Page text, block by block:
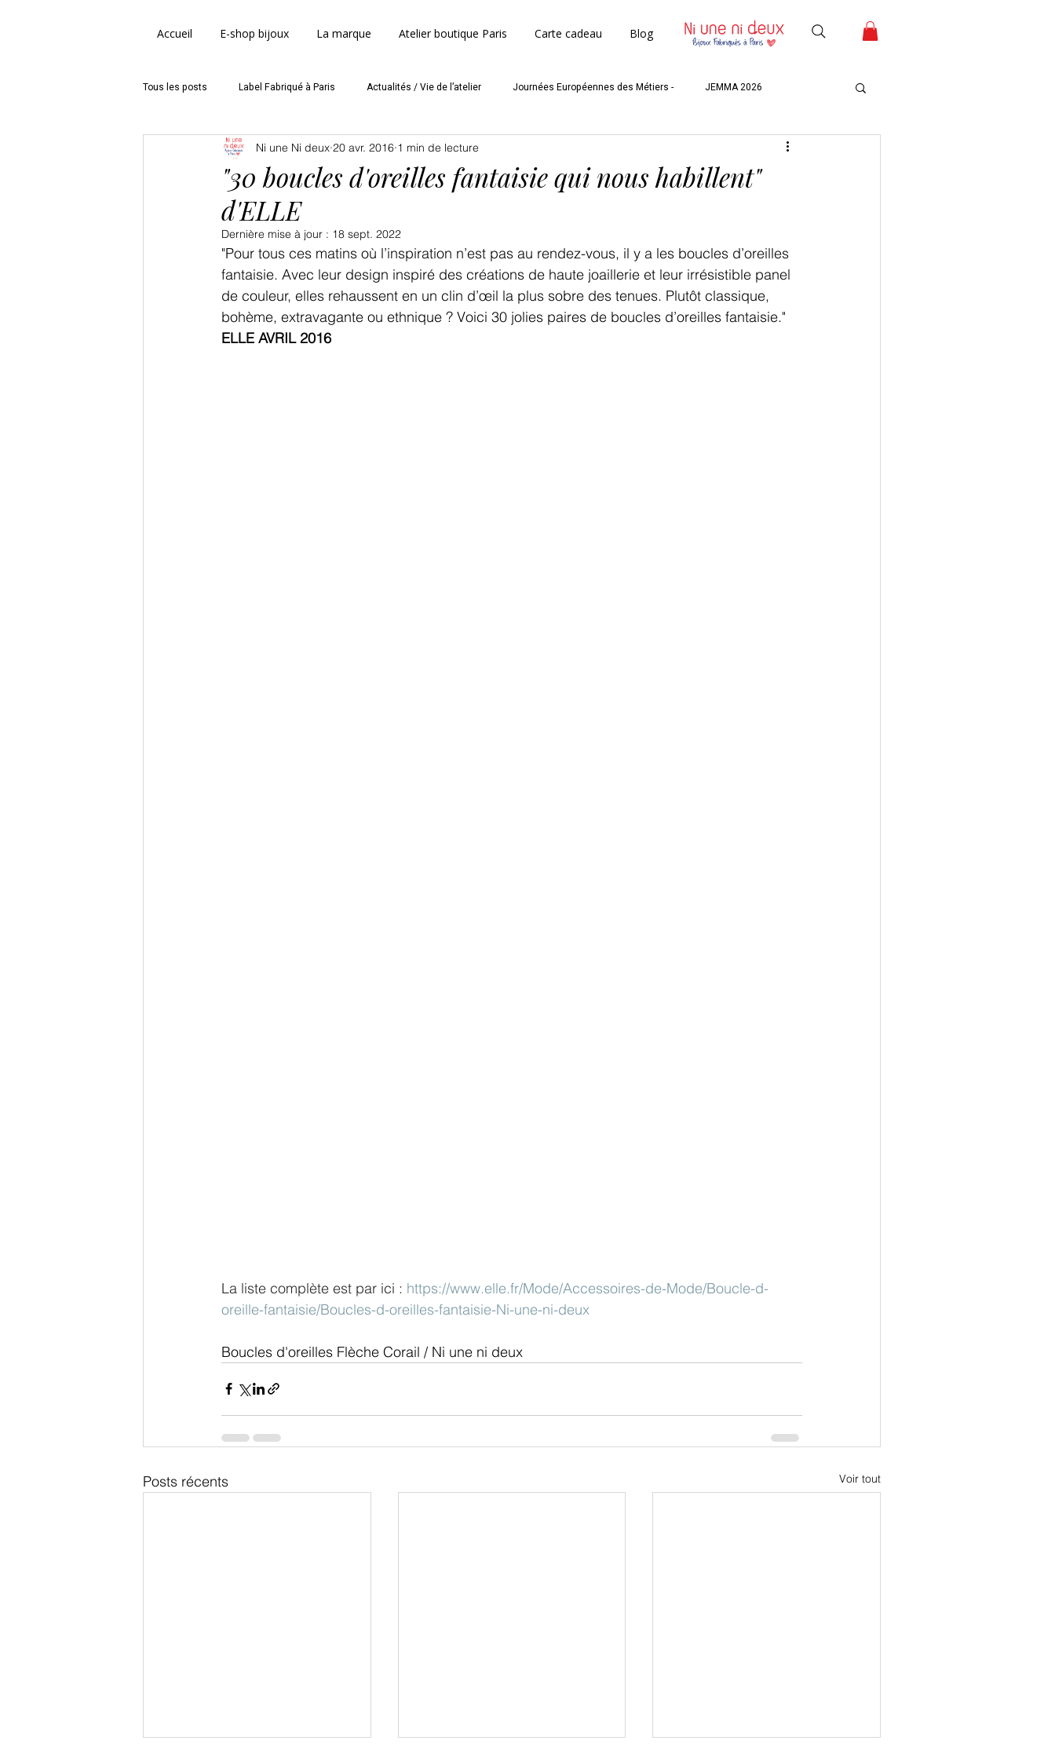
Accueil E-shop bijoux La marque Atelier boutique Paris Carte cadeau Blog
Tous les posts Label Fabriqué à Paris Actualités / Vie de l’atelier Journées Européennes des Métiers - JEMMA 2026
Bijoux artisanaux Paris Fête des Mères Nos partenaires
"30 boucles d'oreilles fantaisie qui nous habillent"
d'ELLE
Ni une Ni deux 20 avr. 2016 1 min de lecture
Dernière mise à jour : 18 sept. 2022
"Pour tous ces matins où l’inspiration n’est pas au rendez-vous, il y a les boucles d’oreilles
fantaisie. Avec leur design inspiré des créations de haute joaillerie et leur irrésistible panel
de couleur, elles rehaussent en un clin d’œil la plus sobre des tenues. Plutôt classique,
bohème, extravagante ou ethnique ? Voici 30 jolies paires de boucles d’oreilles fantaisie."
ELLE AVRIL 2016
La liste complète est par ici : https://www.elle.fr/Mode/Accessoires-de-Mode/Boucle-d-
oreille-fantaisie/Boucles-d-oreilles-fantaisie-Ni-une-ni-deux
Boucles d'oreilles Flèche Corail / Ni une ni deux
Posts récents Voir tout